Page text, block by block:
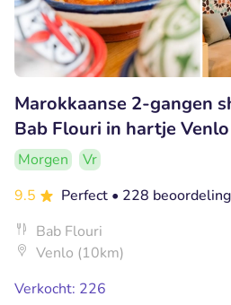
Marokkaanse 2-gangen
Bab Flouri in hartje Venlo
Morgen
Vr
9.5
Perfect • 228
Bab Flouri
Venlo (10km)
Verkocht: 226